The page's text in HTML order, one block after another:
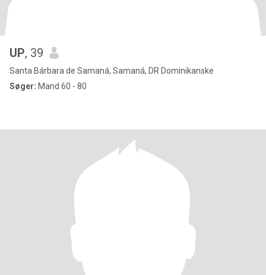
UP, 39
Santa Bárbara de Samaná, Samaná, DR Dominikanske
Søger: Mand 60 - 80